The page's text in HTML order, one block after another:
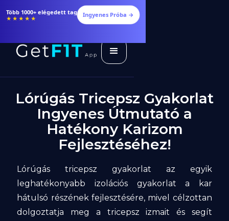
Több 1000+ elégedett tag
★★★★★ Ingyenes Próba →
Lórúgás Tricepsz Gyakorlat
Ingyenes Útmutató a
Hatékony Karizom
Fejlesztéséhez!
Lórúgás tricepsz gyakorlat az egyik
leghatékonyabb izolációs gyakorlat a kar
hátulsó részének fejlesztésére, mivel célzottan
dolgoztatja meg a tricepsz izmait és segít